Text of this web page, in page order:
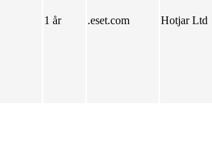
1 år .eset.com Hotjar Ltd